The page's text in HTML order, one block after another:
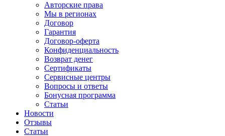
Авторские права
Мы в регионах
Договор
Гарантия
Договор-оферта
Конфиденциальность
Возврат денег
Сертификаты
Сервисные центры
Вопросы и ответы
Бонусная программа
Статьи
Новости
Отзывы
Статьи